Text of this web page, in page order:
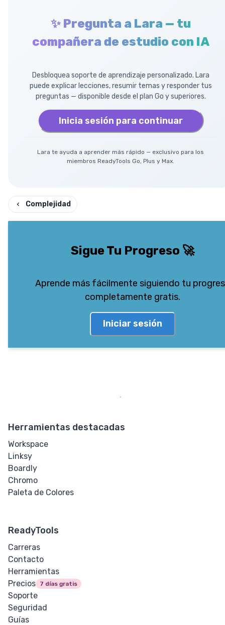
✨ Pregunta a Lara — tu
compañera de estudio con IA
Desbloquea soporte de aprendizaje personalizado. Lara
puede explicar lecciones, resumir temas y responder tus
preguntas — disponible desde el plan Go y superiores.
Inicia sesión para continuar
Lara te ayuda a aprender más rápido — exclusivo para los
miembros ReadyTools Go, Plus y Max.
Complejidad
Sigue Tu Progreso 🚀
Aprende más fácilmente siguiendo tu
completamente gratis.
Iniciar sesión
Herramientas destacadas
Workspace
Linksy
Boardly
Chromo
Paleta de Colores
ReadyTools
Carreras
Contacto
Herramientas
Precios
7 días gratis
Soporte
Seguridad
Guías